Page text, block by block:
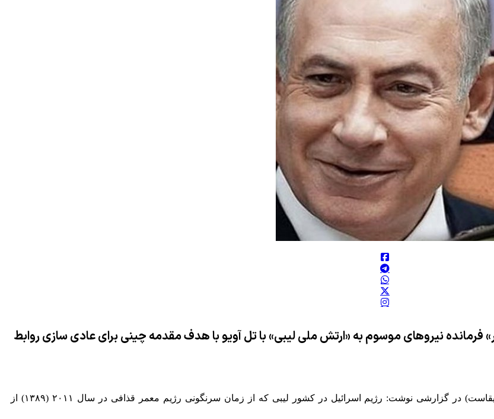
است
فرمانده نیروهای موسوم به «ارتش ملی لیبی» با تل آویو با هدف مقدمه چینی برای عادی سازی روابط
به گزارش پایگاه تحقیقاتی کنیایی «من یملک آفریقیا» (چه کسی مالک آفریقاست) در گزارشی نوشت: رژیم اسرائیل در کشور لیبی که از زمان سرنگونی رژیم معمر قذافی در سال ۲۰۱۱ (۱۳۸۹) از